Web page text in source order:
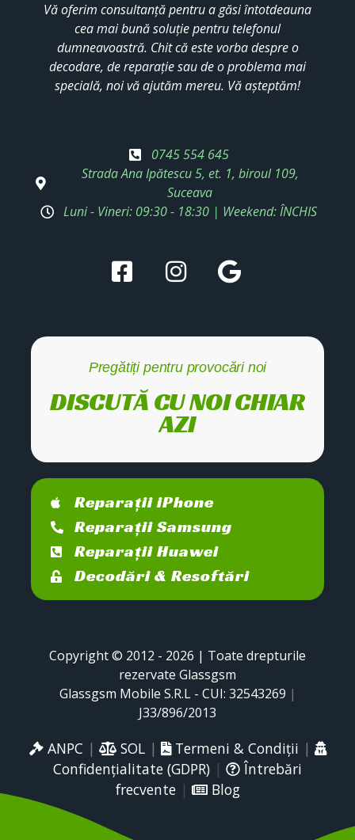
Vă oferim consultanță pentru a găsi întotdeauna
cea mai bună soluție pentru telefonul
dumneavoastră. Chit că este vorba despre o
decodare, de reparație sau de o problema mai
specială, noi vă ajutăm mereu. Vă așteptăm!
0745 554 645
Strada Ana Ipătescu 5, et. 1, biroul 109,
Suceava
Luni - Vineri: 09:30 - 18:30 | Weekend: ÎNCHIS
Pregătiți pentru provocări noi
DISCUTĂ CU NOI CHIAR
AZI
Reparații iPhone
Reparații Samsung
Reparații Huawei
Decodări & Resoftări
Copyright © 2012 - 2026 | Toate drepturile
rezervate Glassgsm
Glassgsm Mobile S.R.L - CUI: 32543269 |
J33/896/2013
ANPC | SOL| Termeni & Condiții |
Confidențialitate (GDPR) |
Întrebări
frecvente| Blog